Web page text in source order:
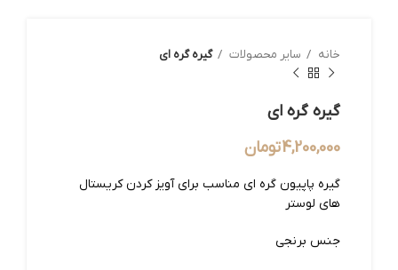
خانه سایر محصولات گیره گره ای
گیره گره ای
4,200,000تومان
گیره پاپیون گره ای مناسب برای آویز کردن کریستال
های لوستر
جنس برنجی